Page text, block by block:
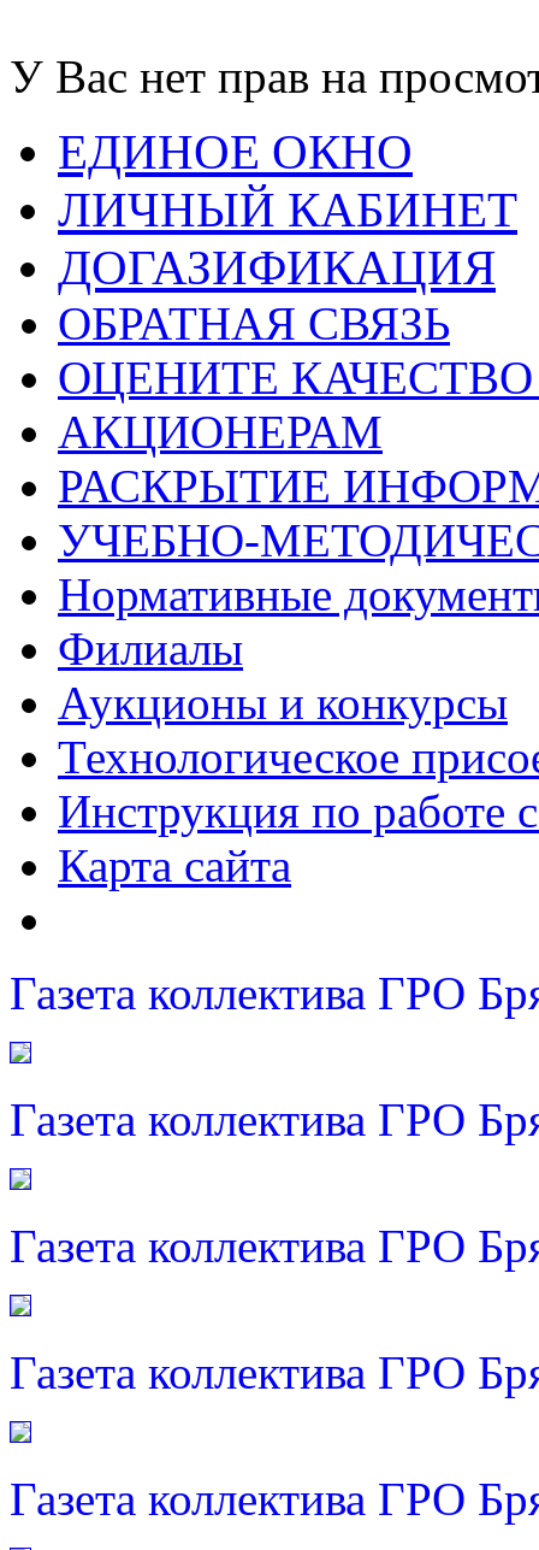
У Вас нет прав на
ЕДИНОЕ ОКНО
ЛИЧНЫЙ КАБИНЕТ
ДОГАЗИФИКАЦИЯ
ОБРАТНАЯ СВЯЗЬ
ОЦЕНИТЕ
АКЦИОНЕРАМ
РАСКРЫТИЕ
УЧЕБНО-
Нормативные
Филиалы
Аукционы и конкурсы
Технологическое
Инструкция по работе
Карта сайта
Газета коллектива ГРО
Газета коллектива ГРО
Газета коллектива ГРО
Газета коллектива ГРО
Газета коллектива ГРО